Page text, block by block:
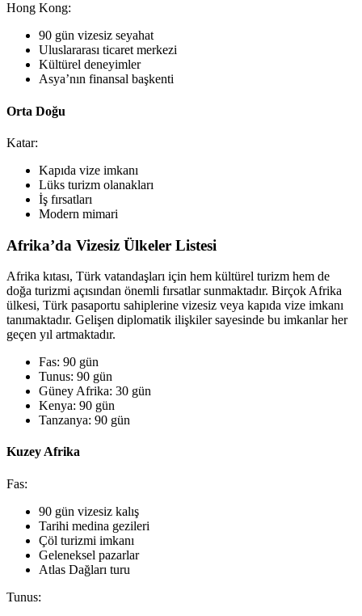
Hong Kong:
90 gün vizesiz seyahat
Uluslararası ticaret merkezi
Kültürel deneyimler
Asya’nın finansal başkenti
Orta Doğu
Katar:
Kapıda vize imkanı
Lüks turizm olanakları
İş fırsatları
Modern mimari
Afrika’da Vizesiz Ülkeler Listesi
Afrika kıtası, Türk vatandaşları için hem kültürel turizm hem de
doğa turizmi açısından önemli fırsatlar sunmaktadır. Birçok Afrika
ülkesi, Türk pasaportu sahiplerine vizesiz veya kapıda vize imkanı
tanımaktadır. Gelişen diplomatik ilişkiler sayesinde bu imkanlar her
geçen yıl artmaktadır.
Fas: 90 gün
Tunus: 90 gün
Güney Afrika: 30 gün
Kenya: 90 gün
Tanzanya: 90 gün
Kuzey Afrika
Fas:
90 gün vizesiz kalış
Tarihi medina gezileri
Çöl turizmi imkanı
Geleneksel pazarlar
Atlas Dağları turu
Tunus: